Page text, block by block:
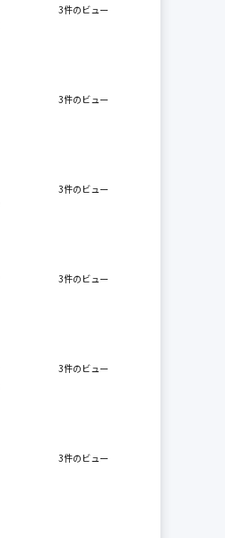
3件のビュー
3件のビュー
3件のビュー
3件のビュー
3件のビュー
3件のビュー